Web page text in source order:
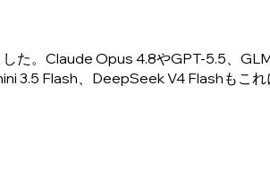
た。Claude Opus 4.8やGPT-5.5、
3.5 Flash、DeepSeek V4 Flashもこ